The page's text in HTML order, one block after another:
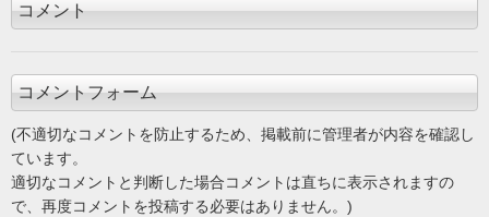
コメント
コメントフォーム
(不適切なコメントを防止するため、掲載前に管理者が内容を確認し
ています。
適切なコメントと判断した場合コメントは直ちに表示されますの
で、再度コメントを投稿する必要はありません。)